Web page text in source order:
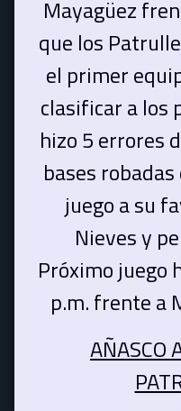
Mayagüez
que los
el primer
clasificar a los
hizo 5 errores
bases
juego a su
Nieves y
Próximo juego
p.m. frente a
AÑASCO